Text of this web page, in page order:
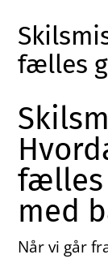
fælles
fælles
med
Når vi går